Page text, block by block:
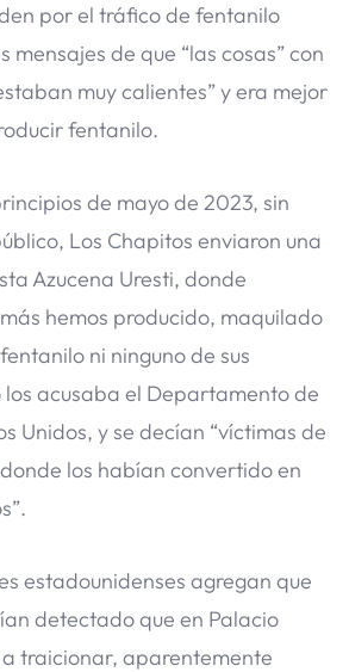
por el tráfico de fentanilo
mensajes de que “las cosas” con
muy calientes” y era mejor
fentanilo.
de mayo de 2023, sin
Los Chapitos enviaron una
Azucena Uresti, donde
hemos producido, maquilado
ni ninguno de sus
los acusaba el Departamento de
Unidos, y se decían “víctimas de
los habían convertido en
estadounidenses agregan que
detectado que en Palacio
traicionar, aparentemente